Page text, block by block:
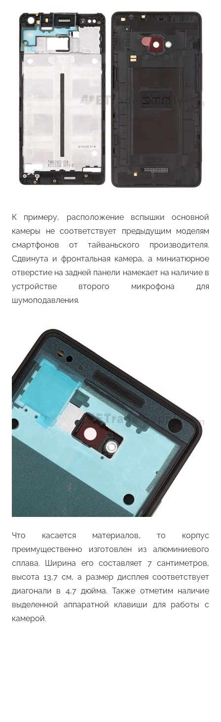
К примеру, расположение вспышки основной
камеры не соответствует предыдущим моделям
смартфонов от тайваньского производителя.
Сдвинута и фронтальная камера, а миниатюрное
отверстие на задней панели намекает на наличие в
устройстве второго микрофона для
шумоподавления.
Что касается материалов, то корпус
преимущественно изготовлен из алюминиевого
сплава. Ширина его составляет 7 сантиметров,
высота 13,7 см, а размер дисплея соответствует
диагонали в 4,7 дюйма. Также отметим наличие
выделенной аппаратной клавиши для работы с
камерой.